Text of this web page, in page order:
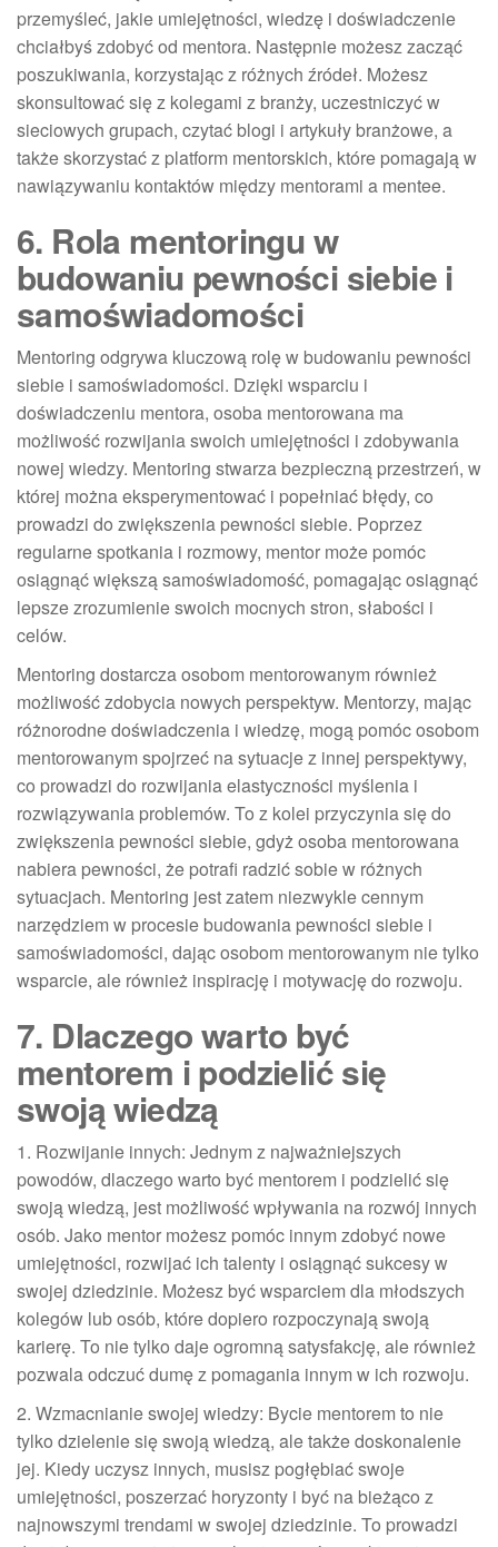
przemyśleć, jakie umiejętności, wiedzę i doświadczenie
chciałbyś zdobyć od mentora. Następnie możesz zacząć
poszukiwania, korzystając z różnych źródeł. Możesz
skonsultować się z kolegami z branży, uczestniczyć w
sieciowych grupach, czytać blogi i artykuły branżowe, a
także skorzystać z platform mentorskich, które pomagają w
nawiązywaniu kontaktów między mentorami a mentee.
6. Rola mentoringu w
budowaniu pewności siebie i
samoświadomości
Mentoring odgrywa kluczową rolę w budowaniu pewności
siebie i samoświadomości. Dzięki wsparciu i
doświadczeniu mentora, osoba mentorowana ma
możliwość rozwijania swoich umiejętności i zdobywania
nowej wiedzy. Mentoring stwarza bezpieczną przestrzeń, w
której można eksperymentować i popełniać błędy, co
prowadzi do zwiększenia pewności siebie. Poprzez
regularne spotkania i rozmowy, mentor może pomóc
osiągnąć większą samoświadomość, pomagając osiągnąć
lepsze zrozumienie swoich mocnych stron, słabości i
celów.
Mentoring dostarcza osobom mentorowanym również
możliwość zdobycia nowych perspektyw. Mentorzy, mając
różnorodne doświadczenia i wiedzę, mogą pomóc osobom
mentorowanym spojrzeć na sytuacje z innej perspektywy,
co prowadzi do rozwijania elastyczności myślenia i
rozwiązywania problemów. To z kolei przyczynia się do
zwiększenia pewności siebie, gdyż osoba mentorowana
nabiera pewności, że potrafi radzić sobie w różnych
sytuacjach. Mentoring jest zatem niezwykle cennym
narzędziem w procesie budowania pewności siebie i
samoświadomości, dając osobom mentorowanym nie tylko
wsparcie, ale również inspirację i motywację do rozwoju.
7. Dlaczego warto być
mentorem i podzielić się
swoją wiedzą
1. Rozwijanie innych: Jednym z najważniejszych
powodów, dlaczego warto być mentorem i podzielić się
swoją wiedzą, jest możliwość wpływania na rozwój innych
osób. Jako mentor możesz pomóc innym zdobyć nowe
umiejętności, rozwijać ich talenty i osiągnąć sukcesy w
swojej dziedzinie. Możesz być wsparciem dla młodszych
kolegów lub osób, które dopiero rozpoczynają swoją
karierę. To nie tylko daje ogromną satysfakcję, ale również
pozwala odczuć dumę z pomagania innym w ich rozwoju.
2. Wzmacnianie swojej wiedzy: Bycie mentorem to nie
tylko dzielenie się swoją wiedzą, ale także doskonalenie
jej. Kiedy uczysz innych, musisz pogłębiać swoje
umiejętności, poszerzać horyzonty i być na bieżąco z
najnowszymi trendami w swojej dziedzinie. To prowadzi